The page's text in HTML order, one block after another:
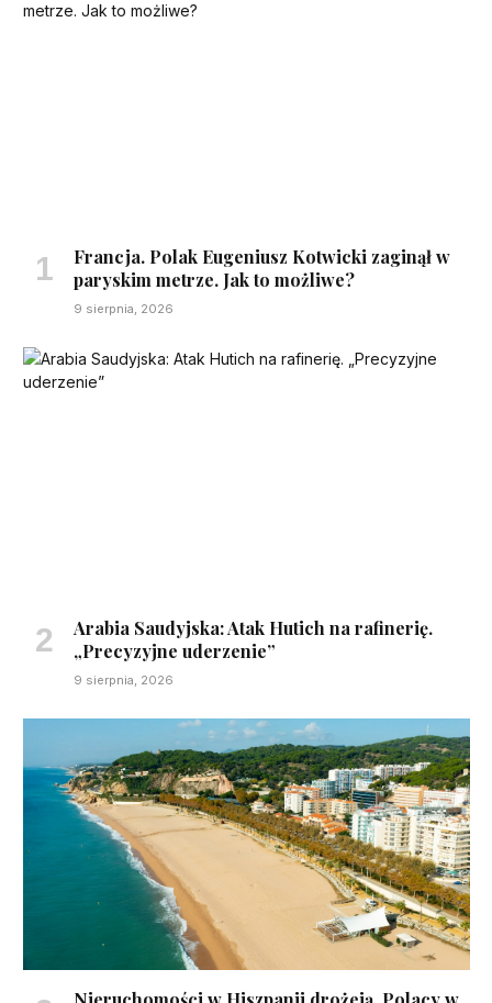
Francja. Polak Eugeniusz Kotwicki zaginął w
paryskim metrze. Jak to możliwe?
9 sierpnia, 2026
Arabia Saudyjska: Atak Hutich na rafinerię.
„Precyzyjne uderzenie”
9 sierpnia, 2026